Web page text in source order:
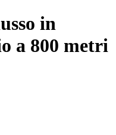
in
a 800 metri